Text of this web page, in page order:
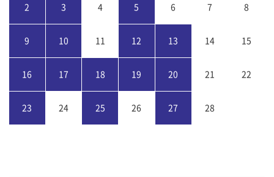
2 3 4 5 6 7 8
9 10 11 12 13 14 15
16 17 18 19 20 21 22
23 24 25 26 27 28